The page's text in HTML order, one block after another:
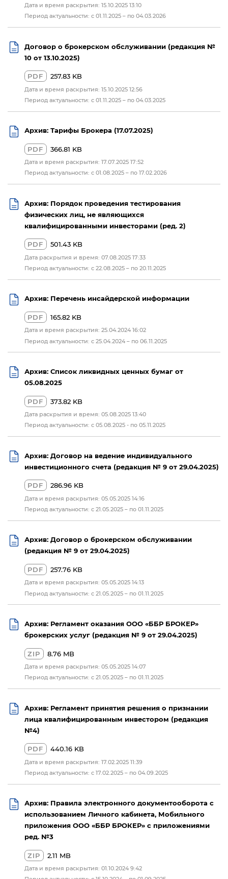
Дата и время раскрытия: 15.10.2025 13:10
Период актуальности: с 01.11.2025 – по 04.03.2026
Договор о брокерском обслуживании (редакция №
10 от 13.10.2025)
PDF 257.83 KB
Дата и время раскрытия: 15.10.2025 12:56
Период актуальности: с 01.11.2025 – по 04.03.2025
Архив: Тарифы Брокера (17.07.2025)
PDF 366.81 KB
Дата и время раскрытия: 17.07.2025 17:52
Период актуальности: с 01.08.2025 – по 17.02.2026
Архив: Порядок проведения тестирования
физических лиц, не являющихся
квалифицированными инвесторами (ред. 2)
PDF 501.43 KB
Дата раскрытия и время: 07.08.2025 17:33
Период актуальности: с 22.08.2025 – по 20.11.2025
Архив: Перечень инсайдерской информации
PDF 165.82 KB
Дата и время раскрытия: 25.04.2024 16:02
Период актуальности: с 25.04.2024 – по 06.11.2025
Архив: Список ликвидных ценных бумаг от
05.08.2025
PDF 373.82 KB
Дата раскрытия и время: 05.08.2025 13:40
Период актуальности: c 05.08.2025 - по 05.11.2025
Архив: Договор на ведение индивидуального
инвестиционного счета (редакция № 9 от 29.04.2025)
PDF 286.96 KB
Дата и время раскрытия: 05.05.2025 14:16
Период актуальности: с 21.05.2025 – по 01.11.2025
Архив: Договор о брокерском обслуживании
(редакция № 9 от 29.04.2025)
PDF 257.76 KB
Дата и время раскрытия: 05.05.2025 14:13
Период актуальности: с 21.05.2025 – по 01.11.2025
Архив: Регламент оказания ООО «ББР БРОКЕР»
брокерских услуг (редакция № 9 от 29.04.2025)
ZIP 8.76 MB
Дата и время раскрытия: 05.05.2025 14:07
Период актуальности: с 21.05.2025 – по 01.11.2025
Архив: Регламент принятия решения о признании
лица квалифицированным инвестором (редакция
№4)
PDF 440.16 KB
Дата и время раскрытия: 17.02.2025 11:39
Период актуальности: с 17.02.2025 – по 04.09.2025
Архив: Правила электронного документооборота с
использованием Личного кабинета, Мобильного
приложения ООО «ББР БРОКЕР» с приложениями
ред. №3
ZIP 2.11 MB
Дата и время раскрытия: 01.10.2024 9:42